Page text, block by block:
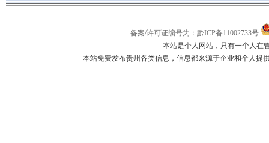
备案/许可证编号为：黔ICP备11002733号
本站是个人网站，只有一个人在
本站免费发布贵州各类信息，信息都来源于企业和个人提